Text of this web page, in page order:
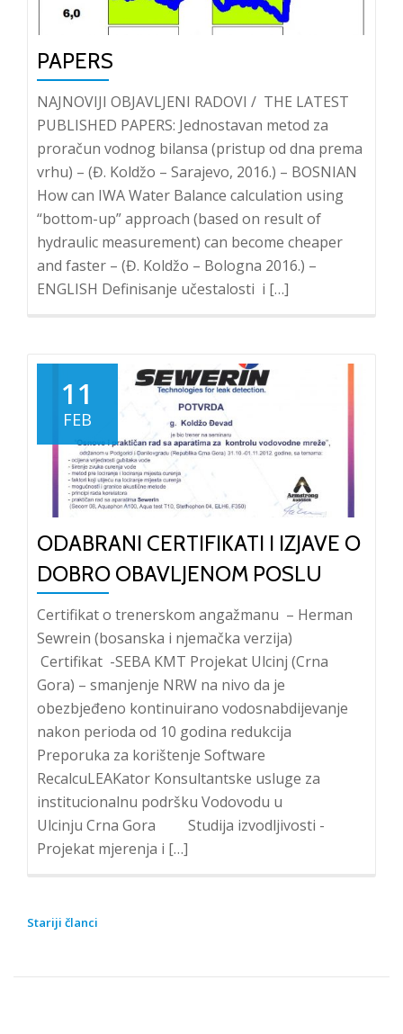
PAPERS
NAJNOVIJI OBJAVLJENI RADOVI / THE LATEST
PUBLISHED PAPERS: Jednostavan metod za
proračun vodnog bilansa (pristup od dna prema
vrhu) – (Đ. Koldžo – Sarajevo, 2016.) – BOSNIAN
How can IWA Water Balance calculation using
“bottom-up” approach (based on result of
hydraulic measurement) can become cheaper
and faster – (Đ. Koldžo – Bologna 2016.) –
ENGLISH Definisanje učestalosti i […]
11
FEB
ODABRANI CERTIFIKATI I IZJAVE O
DOBRO OBAVLJENOM POSLU
Certifikat o trenerskom angažmanu – Herman
Sewrein (bosanska i njemačka verzija)
Certifikat -SEBA KMT Projekat Ulcinj (Crna
Gora) – smanjenje NRW na nivo da je
obezbjeđeno kontinuirano vodosnabdijevanje
nakon perioda od 10 godina redukcija
Preporuka za korištenje Software
RecalcuLEAKator Konsultantske usluge za
institucionalnu podršku Vodovodu u
Ulcinju Crna Gora Studija izvodljivosti -
Projekat mjerenja i […]
Stariji članci